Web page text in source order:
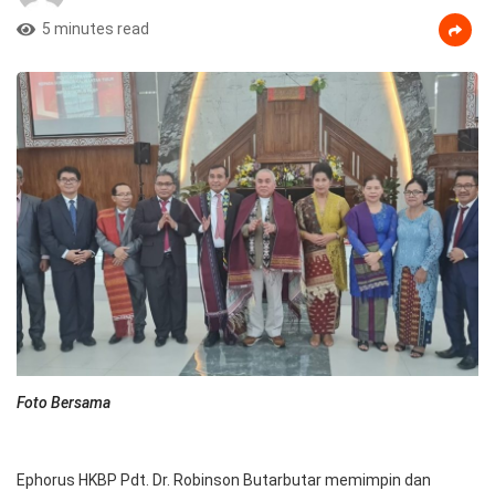
5 minutes read
Foto Bersama
Ephorus HKBP Pdt. Dr. Robinson Butarbutar memimpin dan